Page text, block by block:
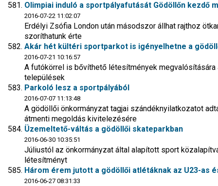
Olimpiai induló a sportpályafutását Gödöllőn kezdő
2016-07-22 11:02:07
Erdélyi Zsófia London után másodszor állhat rajthoz
szoríthatunk érte
Akár hét kültéri sportparkot is igényelhetne a
2016-07-21 10:16:57
A futókörrel is bővíthető létesítmények
települések
Parkoló lesz a sportpályából
2016-07-07 11:13:48
A gödöllői önkormányzat tagjai szándéknyilatkozatot
átmenti megoldás kivitelezésére
Üzemeltető-váltás a gödöllői skateparkban
2016-06-30 10:35:51
Júliustól az önkormányzat által alapított sport
létesítményt
Három érem jutott a gödöllői atlétáknak az U23-as
2016-06-27 08:31:33